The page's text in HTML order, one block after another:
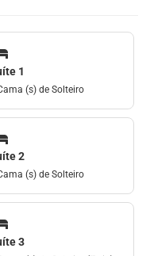
1
(s) de Solteiro
2
(s) de Solteiro
3